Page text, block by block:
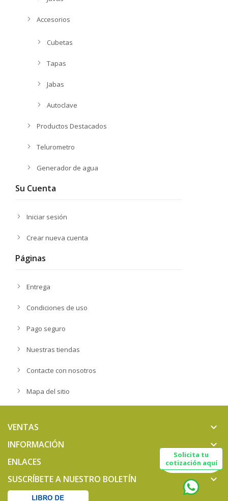
Accesorios
Cubetas
Tapas
Jabas
Autoclave
Productos Destacados
Telurometro
Generador de agua
Su Cuenta
Iniciar sesión
Crear nueva cuenta
Páginas
Entrega
Condiciones de uso
Pago seguro
Nuestras tiendas
Contacte con nosotros
Mapa del sitio
VENTAS keyboard_arrow_down
INFORMACIÓN keyboard_arrow_down
ENLACES keyboard_arrow_down
SUSCRÍBETE A NUESTRO BOLETÍN keyboard_arrow_down
Solicita tu
cotización aquí